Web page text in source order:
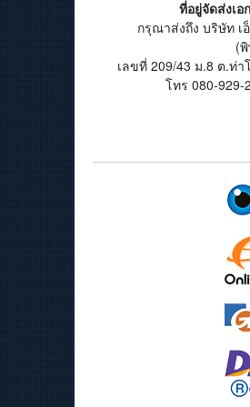
ที่อยู่จัดส่งเ
กรุณาส่งถึง บริษัท เ
(
เลขที่ 209/43 ม.8 ต.ท่
โทร 080-929-